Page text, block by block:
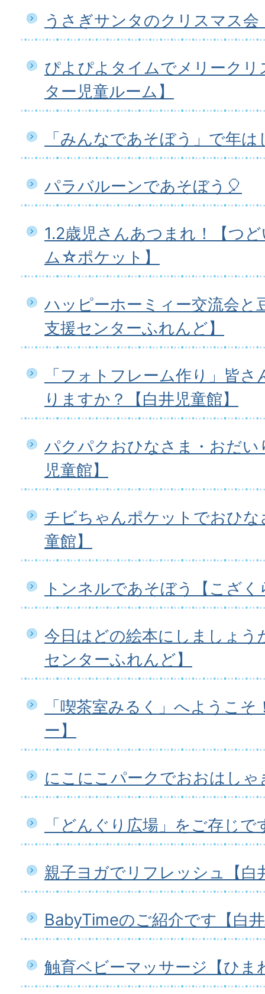
うさぎサンタのクリスマス会
ぴよぴよタイムでメリーク
ター児童ルーム】
「みんなであそぼう」で年は
パラバルーンであそぼう🎈
1.2歳児さんあつまれ！【つ
ム☆ポケット】
ハッピーホーミィー交流会と
支援センターふれんど】
「フォトフレーム作り」皆
りますか？【白井児童館】
パクパクおひなさま・おだい
児童館】
チビちゃんポケットでおひな
童館】
トンネルであそぼう【こざ
今日はどの絵本にしましょう
センターふれんど】
「喫茶室みるく」へようこ
ー】
にこにこパークでおおはしゃ
「どんぐり広場」をご存じで
親子ヨガでリフレッシュ【白
BabyTimeのご紹介です【白
触育ベビーマッサージ【ひま